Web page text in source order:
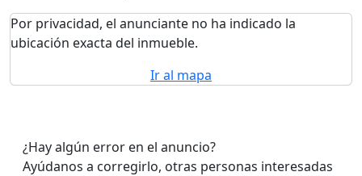
Por privacidad, el anunciante no ha indicado la
ubicación exacta del inmueble.
Ir al mapa
¿Hay algún error en el anuncio?
Ayúdanos a corregirlo, otras personas interesadas